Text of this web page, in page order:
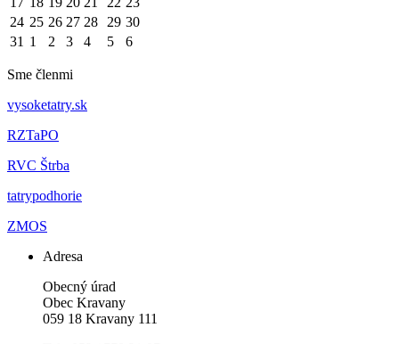
24 25 26 27 28 29 30
31 1 2 3 4 5 6
Sme členmi
vysoketatry.sk
RZTaPO
RVC Štrba
tatrypodhorie
ZMOS
Adresa
Obecný úrad
Obec Kravany
059 18 Kravany 111